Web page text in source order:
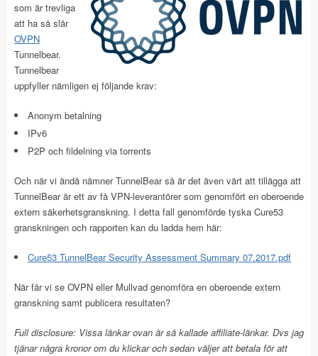
som är trevliga
att ha så slår
OVPN
Tunnelbear.
Tunnelbear
uppfyller nämligen ej följande krav:
Anonym betalning
IPv6
P2P och fildelning via torrents
Och när vi ändå nämner TunnelBear så är det även värt att tillägga att
TunnelBear är ett av få VPN-leverantörer som genomfört en oberoende
extern säkerhetsgranskning. I detta fall genomförde tyska Cure53
granskningen och rapporten kan du ladda hem här:
Cure53 TunnelBear Security Assessment Summary 07.2017.pdf
När får vi se OVPN eller Mullvad genomföra en oberoende extern
granskning samt publicera resultaten?
Full disclosure: Vissa länkar ovan är så kallade affiliate-länkar. Dvs jag
tjänar några kronor om du klickar och sedan väljer att betala för att